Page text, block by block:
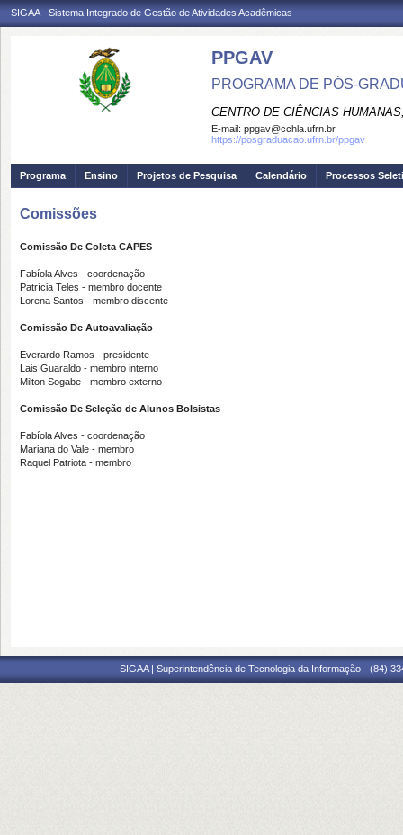
SIGAA - Sistema Integrado de Gestão de Atividades Acadêmicas
PPGAV
PROGRAMA DE PÓS-
CENTRO DE CIÊNCIAS
E-mail: ppgav@cchla.ufrn.br
https://posgraduacao.ufrn.br/ppgav
Programa Ensino Projetos de Pesquisa Calendário Processos
Comissões
Comissão De Coleta CAPES
Fabíola Alves - coordenação
Patrícia Teles - membro docente
Lorena Santos - membro discente
Comissão De Autoavaliação
Everardo Ramos - presidente
Lais Guaraldo - membro interno
Milton Sogabe - membro externo
Comissão De Seleção de Alunos Bolsistas
Fabíola Alves - coordenação
Mariana do Vale - membro
Raquel Patriota - membro
SIGAA | Superintendência de Tecnologia da Informação - (84)